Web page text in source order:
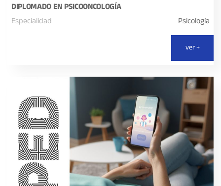
DIPLOMADO EN PSICOONCOLOGÍA
Especialidad
Psicología
ver +